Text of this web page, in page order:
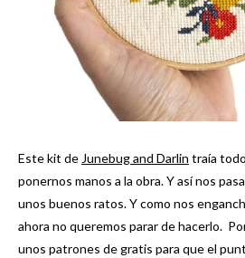
Este kit de Junebug and Darlin traía
ponernos manos a la obra. Y así nos
unos buenos ratos. Y como nos
ahora no queremos parar de hacerlo.
unos patrones de gratis para que el